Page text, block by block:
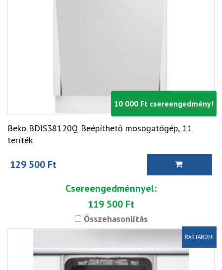
10 000 Ft csereengedmény!
Beko BDIS38120Q Beépíthető mosogatógép, 11
teríték
129 500 Ft
Csereengedménnyel:
119 500 Ft
Összehasonlítás
RAKTÁRON!